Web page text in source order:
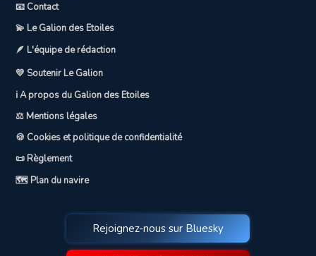
📧 Contact
💫 Le Galion des Etoiles
🪶 L'équipe de rédaction
💛 Soutenir Le Galion
ℹ️ A propos du Galion des Etoiles
⚖️ Mentions légales
🍪 Cookies et politique de confidentialité
📜 Règlement
🗺️ Plan du navire
Rejoignez-nous sur Bluesky